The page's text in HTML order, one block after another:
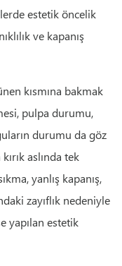
estetik öncelik
ve kapanış
kısmına bakmak
pulpa durumu,
durumu da göz
aslında tek
yanlış kapanış,
zayıflık nedeniyle
yapılan estetik